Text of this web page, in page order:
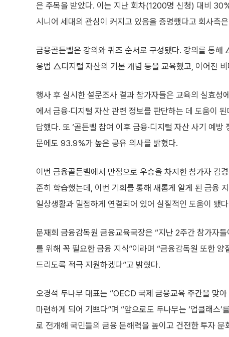
은 주목을 받았다. 이는 지난 회차(1200명 신청) 대비
시니어 세대의 관심이 커지고 있음을 증명했다고 회사측
금융골든벨은 강의와 퀴즈 순서로 구성됐다. 강의를 통
응법 △디지털 자산의 기본 개념 등을 교육했고, 이어진
행사 후 실시한 설문조사 결과 참가자들은 교육의 실효성
에서 금융·디지털 자산 관련 정보를 판단하는 데 도움이
답했다. 또 ‘골든벨 참여 이후 금융·디지털 자산 사기 예
문에도 93.9%가 높은 공유 의사를 밝혔다.
이번 금융골든벨에서 만점으로 우승을 차지한 참가자 김
준히 학습했는데, 이번 기회를 통해 새롭게 알게 된 금융
일상생활과 밀접하게 연결되어 있어 실질적인 도움이 됐
문재희 금융감독원 금융교육국장은 “지난 2주간 참가자
를 위해 꼭 필요한 금융 지식”이라며 “금융감독원 또한
드리도록 적극 지원하겠다”고 밝혔다.
오경석 두나무 대표는 “OECD 국제 금융교육 주간을 맞
마련하게 되어 기쁘다”며 “앞으로도 두나무는 ‘업클래스
로 전개해 국민들의 금융 문해력을 높이고 건전한 투자